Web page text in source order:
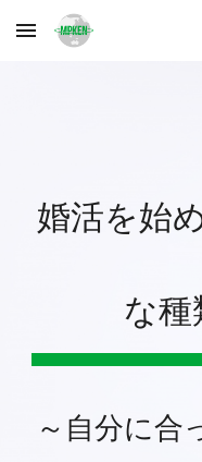
Skip to main content
婚活を始
な種
～自分に合